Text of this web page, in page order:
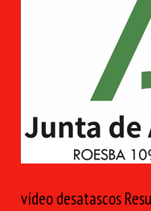
vídeo desatascos